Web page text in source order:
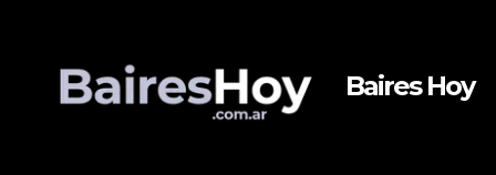
Baires Hoy